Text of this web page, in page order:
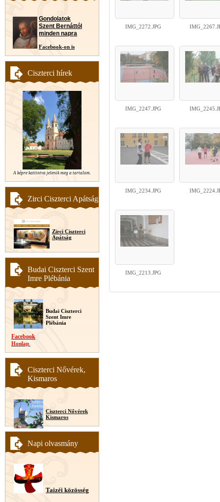
Gondolatok
Szent Bernáttól
minden napra
Facebook-on is
Ciszterci hírek
A képre kattintva jelenik meg a tartalom.
Zirci Ciszterci Apátság
Zirci Ciszterci
Apátság
Budai Ciszterci Szent
Imre Plébánia
Budai Ciszterci
Szent Imre
Plébánia
Facebook
Honlap
Ciszterci Nővérek,
Kismaros
Ciszterci Nővérek
Kismaros
Napi olvasmány
Taizéi közösség
IMG_2272.JPG
IMG_2247.JPG
IMG_2234.JPG
IMG_2213.JPG